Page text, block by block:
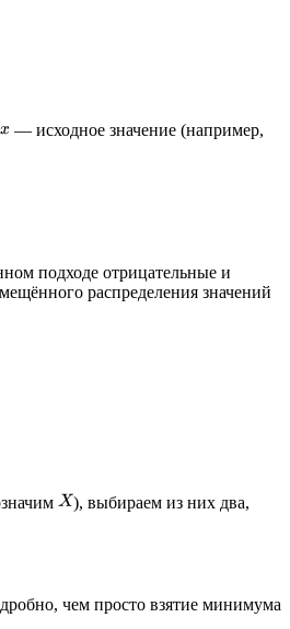
— исходное значение (например,
подходе отрицательные и
распределения значений
), выбираем из них два,
чем просто взятие минимума